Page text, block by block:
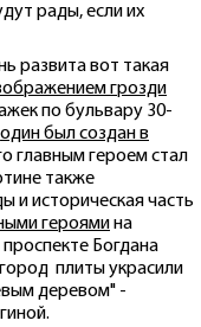
рады, если их
развита вот такая
грозди
по бульвару 30-
один был создан в
главным героем стал
также
и историческая часть
героямина
Богдана
плиты украсили
деревом" -